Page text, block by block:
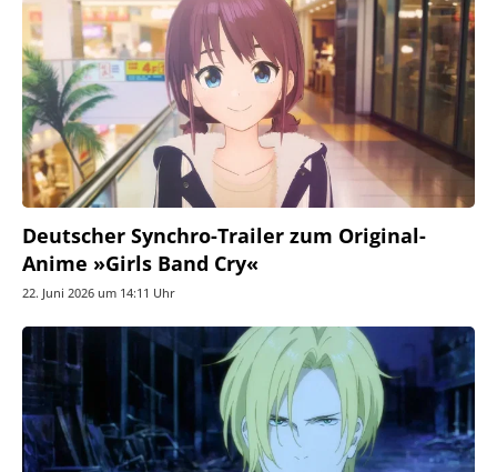
Deutscher Synchro-Trailer zum Original-
Anime »Girls Band Cry«
22. Juni 2026 um 14:11 Uhr